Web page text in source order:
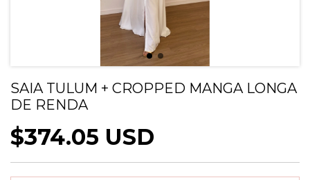
SAIA TULUM + CROPPED MANGA LONGA
DE RENDA
$374.05 USD